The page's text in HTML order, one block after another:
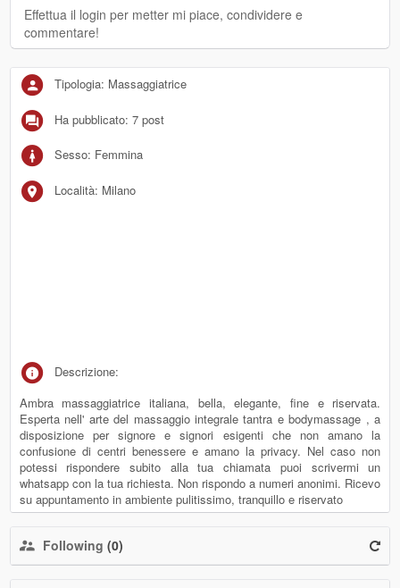
Effettua il login per metter mi piace, condividere e
commentare!
Tipologia: Massaggiatrice
Ha pubblicato: 7 post
Sesso: Femmina
Località: Milano
Descrizione:
Ambra massaggiatrice italiana, bella, elegante, fine e riservata.
Esperta nell' arte del massaggio integrale tantra e bodymassage , a
disposizione per signore e signori esigenti che non amano la
confusione di centri benessere e amano la privacy. Nel caso non
potessi rispondere subito alla tua chiamata puoi scrivermi un
whatsapp con la tua richiesta. Non rispondo a numeri anonimi. Ricevo
su appuntamento in ambiente pulitissimo, tranquillo e riservato
Following (0)